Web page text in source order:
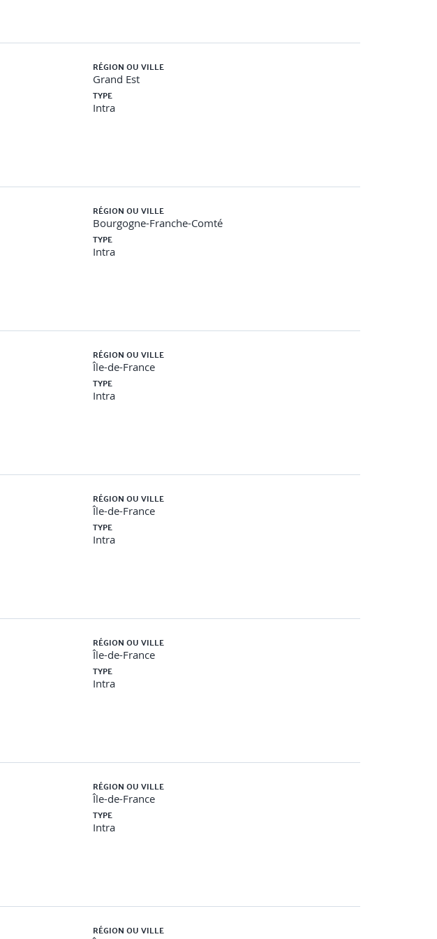
permettent de travailler sur des cas de figures variés, afin de
en difficulté . Les managers apprennent à mettre en œuvre des
en situation et des jeux de rôle permettent de s’entraîner à adopter
participants identifient des axes d’amélioration pour leur pratique
leur quotidien.
RÉGION OU VILLE
Grand Est
TYPE
Intra
RÉGION OU VILLE
Bourgogne-Franche-Comté
TYPE
Intra
RÉGION OU VILLE
Île-de-France
TYPE
Intra
RÉGION OU VILLE
Île-de-France
TYPE
Intra
RÉGION OU VILLE
Île-de-France
TYPE
Intra
RÉGION OU VILLE
Île-de-France
TYPE
Intra
RÉGION OU VILLE